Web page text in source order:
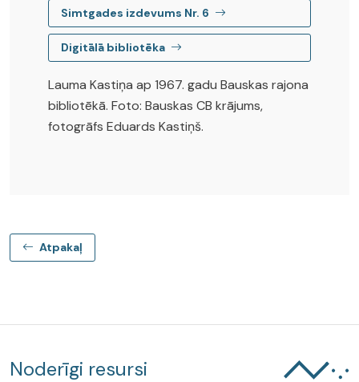
Simtgades izdevums Nr. 6
Digitālā bibliotēka
Lauma Kastiņa ap 1967. gadu Bauskas rajona
bibliotēkā. Foto: Bauskas CB krājums,
fotogrāfs Eduards Kastiņš.
Atpakaļ
Noderīgi resursi